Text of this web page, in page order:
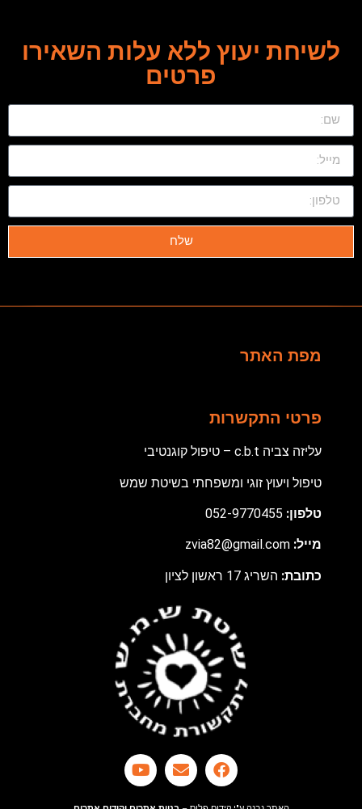
לשיחת יעוץ ללא עלות השאירו
פרטים
שלח
מפת האתר
פרטי התקשרות
עליזה צביה c.b.t – טיפול קוגנטיבי
טיפול ויעוץ זוגי ומשפחתי בשיטת שמש
טלפון:
מייל:
כתובת: השריג 17 ראשון לציון